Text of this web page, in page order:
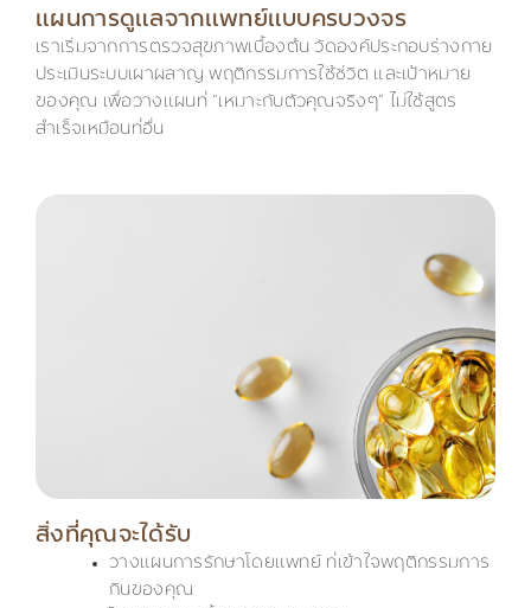
แผนการดูแลจากแพทย์แบบครบวงจร
เราเริ่มจากการตรวจสุขภาพเบื้องต้น วัดองค์ประกอบร่างกาย
ประเมินระบบเผาผลาญ พฤติกรรมการใช้ชีวิต และเป้าหมาย
ของคุณ เพื่อวางแผนที่ “เหมาะกับตัวคุณจริงๆ” ไม่ใช้สูตร
สำเร็จเหมือนที่อื่น
สิ่งที่คุณจะได้รับ
วางแผนการรักษาโดยแพทย์ ที่เข้าใจพฤติกรรมการ
กินของคุณ